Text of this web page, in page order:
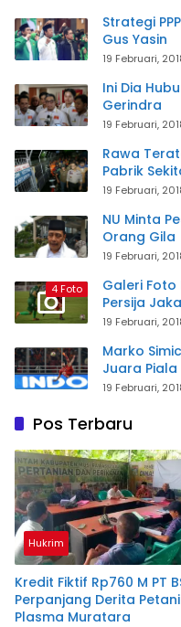
Strategi
Gus Yasin
19 Februari,
Ini Dia
Gerindra
19 Februari,
Rawa
Pabrik
19 Februari,
NU Minta
Orang Gila
19 Februari,
4 Foto
Galeri
Persija
19 Februari,
Marko
Juara Piala
19 Februari,
Pos Terbaru
Hukrim
Kredit Fiktif Rp760 M PT
Perpanjang Derita Petani
Plasma Muratara